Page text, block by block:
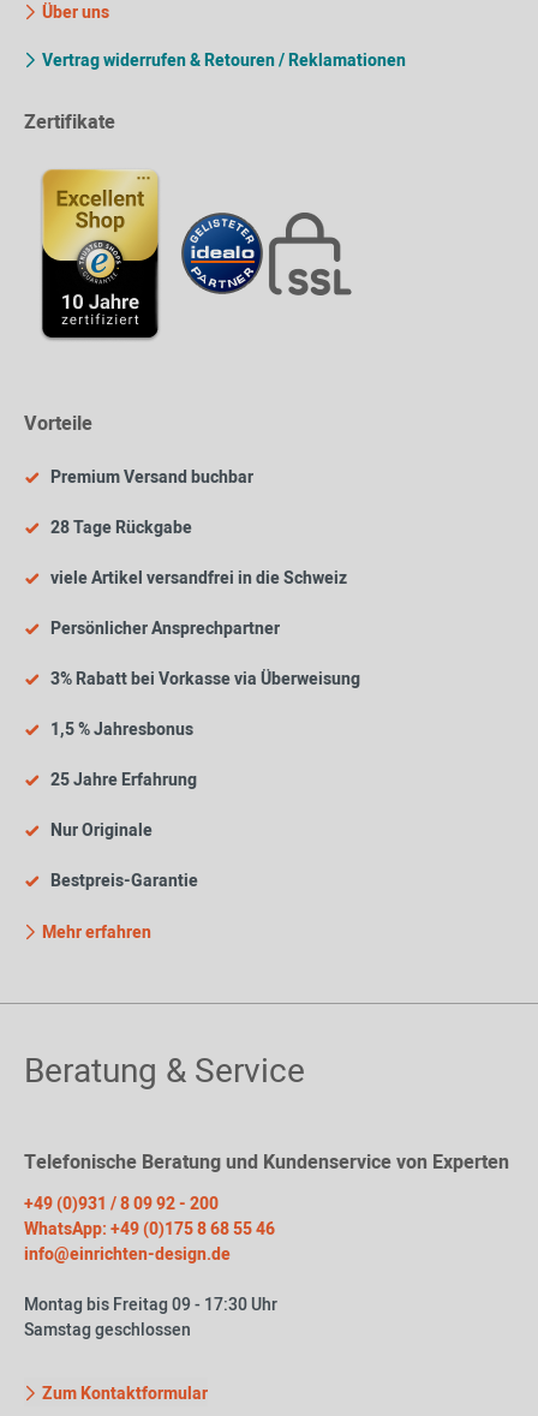
Über uns
Vertrag widerrufen & Retouren / Reklamationen
Zertifikate
Vorteile
Premium Versand buchbar
28 Tage Rückgabe
viele Artikel versandfrei in die Schweiz
Persönlicher Ansprechpartner
3% Rabatt bei Vorkasse via Überweisung
1,5 % Jahresbonus
25 Jahre Erfahrung
Nur Originale
Bestpreis-Garantie
Mehr erfahren
Beratung & Service
Telefonische Beratung und Kundenservice von Experten
+49 (0)931 / 8 09 92 - 200
WhatsApp: +49 (0)175 8 68 55 46
info@einrichten-design.de
Montag bis Freitag 09 - 17:30 Uhr
Samstag geschlossen
Zum Kontaktformular